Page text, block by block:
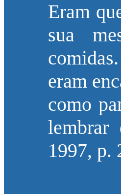
Eram
sua
eram
como
lembrar
1997, p.